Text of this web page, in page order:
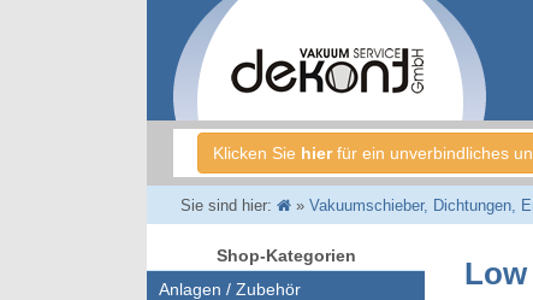
Klicken Sie hierfür ein unverbindliches
Sie sind hier: » Vakuumschieber, Dichtungen,
Shop-Kategorien
Anlagen / Zubehör
Low